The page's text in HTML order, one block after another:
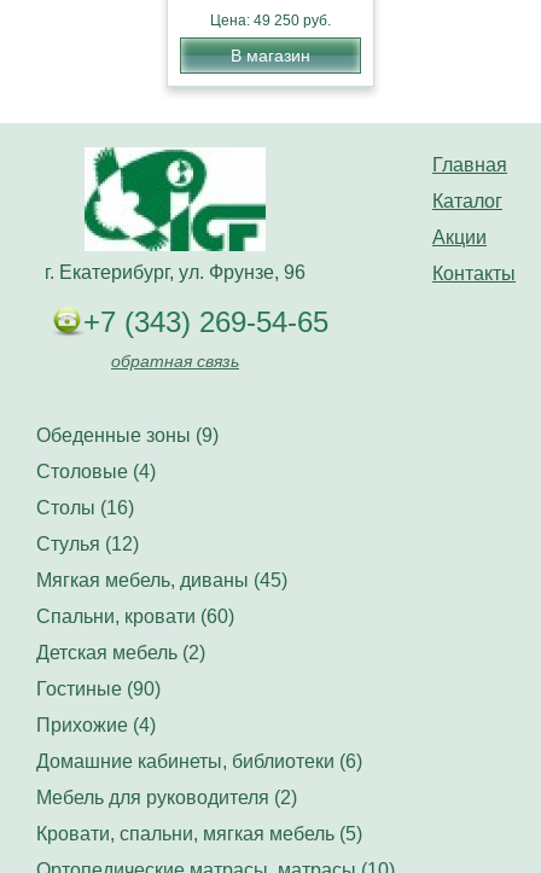
Цена: 49 250 руб.
В магазин
Главная
Каталог
Акции
Контакты
г. Екатерибург, ул. Фрунзе, 96
+7 (343) 269-54-65
обратная связь
Обеденные зоны (9)
Столовые (4)
Столы (16)
Стулья (12)
Мягкая мебель, диваны (45)
Спальни, кровати (60)
Детская мебель (2)
Гостиные (90)
Прихожие (4)
Домашние кабинеты, библиотеки (6)
Мебель для руководителя (2)
Кровати, спальни, мягкая мебель (5)